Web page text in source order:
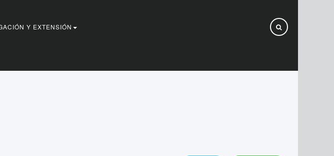
Y EXTENSIÓN